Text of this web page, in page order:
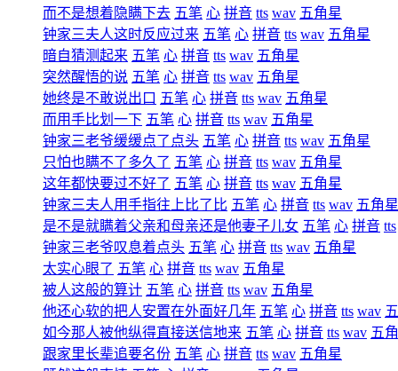
而不是想着隐瞒下去 五笔 心 拼音 tts wav 五角星
钟家三夫人这时反应过来 五笔 心 拼音 tts wav 五角星
暗自猜测起来 五笔 心 拼音 tts wav 五角星
突然醒悟的说 五笔 心 拼音 tts wav 五角星
她终是不敢说出口 五笔 心 拼音 tts wav 五角星
而用手比划一下 五笔 心 拼音 tts wav 五角星
钟家三老爷缓缓点了点头 五笔 心 拼音 tts wav 五角星
只怕也瞒不了多久了 五笔 心 拼音 tts wav 五角星
这年都快要过不好了 五笔 心 拼音 tts wav 五角星
钟家三夫人用手指往上比了比 五笔 心 拼音 tts wav 五角星
是不是就瞒着父亲和母亲还是他妻子儿女 五笔 心 拼音 tts
钟家三老爷叹息着点头 五笔 心 拼音 tts wav 五角星
太实心眼了 五笔 心 拼音 tts wav 五角星
被人这般的算计 五笔 心 拼音 tts wav 五角星
他还心软的把人安置在外面好几年 五笔 心 拼音 tts wav
如今那人被他纵得直接送信地来 五笔 心 拼音 tts wav 五
跟家里长辈追要名份 五笔 心 拼音 tts wav 五角星